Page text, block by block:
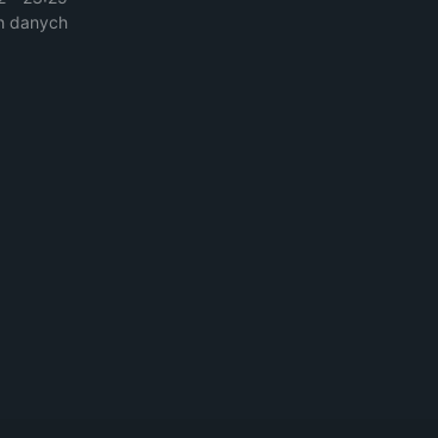
danych